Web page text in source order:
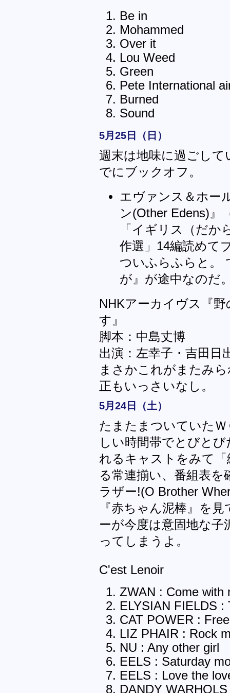
Be in
Mohammed
Over it
Lou Weed
Green
Pete International
Burned
Sound
5月25日（日）
週末は地味に過ごし
でにブックオフ。
エヴァンス＆ホー
ン(Other Edens)』
「イギリス（だか
作選」14編読めて
ついふらふらと。
が』が途中なのだ
NHKアーカイヴス『
す』
脚本：中島丈博
出演：左幸子・吉田日
まさかこれがまたみ
正もいっさいなし。
5月24日（土）
たまたまついていた
しい時間帯でとびと
れるキャストをみて
る常連揃い、番組表
ラザー!(O Brother
『赤ちゃん泥棒』を
ーが今度は意固地な
ってしまうよ。
C'est Lenoir
ZWAN : Come with
ELYSIAN FIELDS :
CAT POWER : Free
LIZ PHAIR : Rock
NU : Any other girl
EELS : Saturday
EELS : Love the
DANDY